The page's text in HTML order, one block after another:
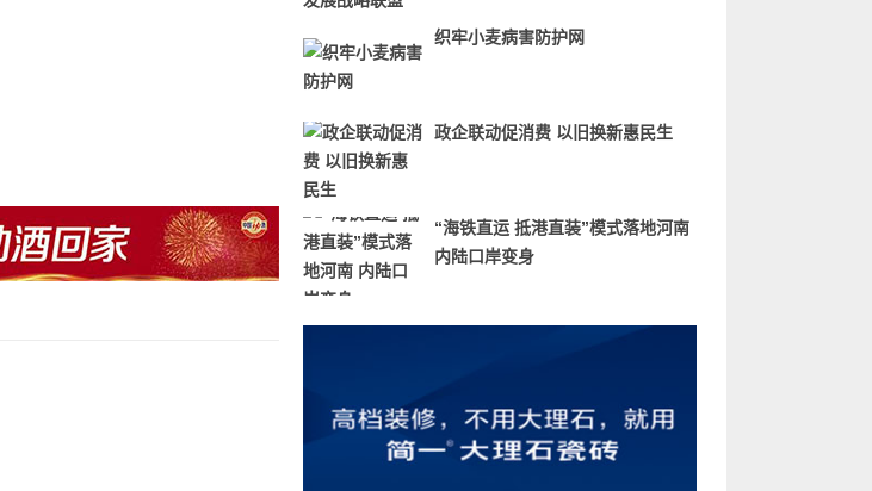
织牢小麦病害防护网
政企联动促消费 以旧换新惠民生
“海铁直运 抵港直装”模式落地河南
内陆口岸变身